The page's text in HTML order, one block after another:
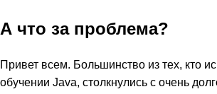
А что за проблема?
Привет всем. Большинство из тех, кто
обучении Java, столкнулись с очень